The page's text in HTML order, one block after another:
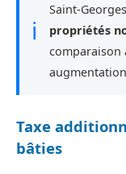
ℹ
Saint-
propriétés
comparaison
Taxe
bâties